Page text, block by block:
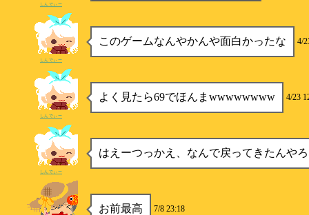
しんでぃー
このゲームなんやかんや面白かったな 4/
しんでぃー
よく見たら69でほんまwwwwwwww 4/23
しんでぃー
はえーつっかえ、なんで戻ってきたんや
しんでぃー
お前最高 7/8 23:18